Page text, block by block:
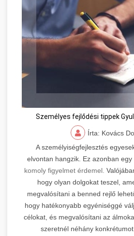
Személyes fejlődési tippek
Írta: Kovács
A személyiségfejlesztés
elvontan hangzik. Ez azonban egy
komoly figyelmet érdemel.
hogy olyan dolgokat teszel,
megvalósítani a benned rejlő
hogy hatékonyabb egyéniséggé
célokat, és megvalósítani az
szeretnél néhány